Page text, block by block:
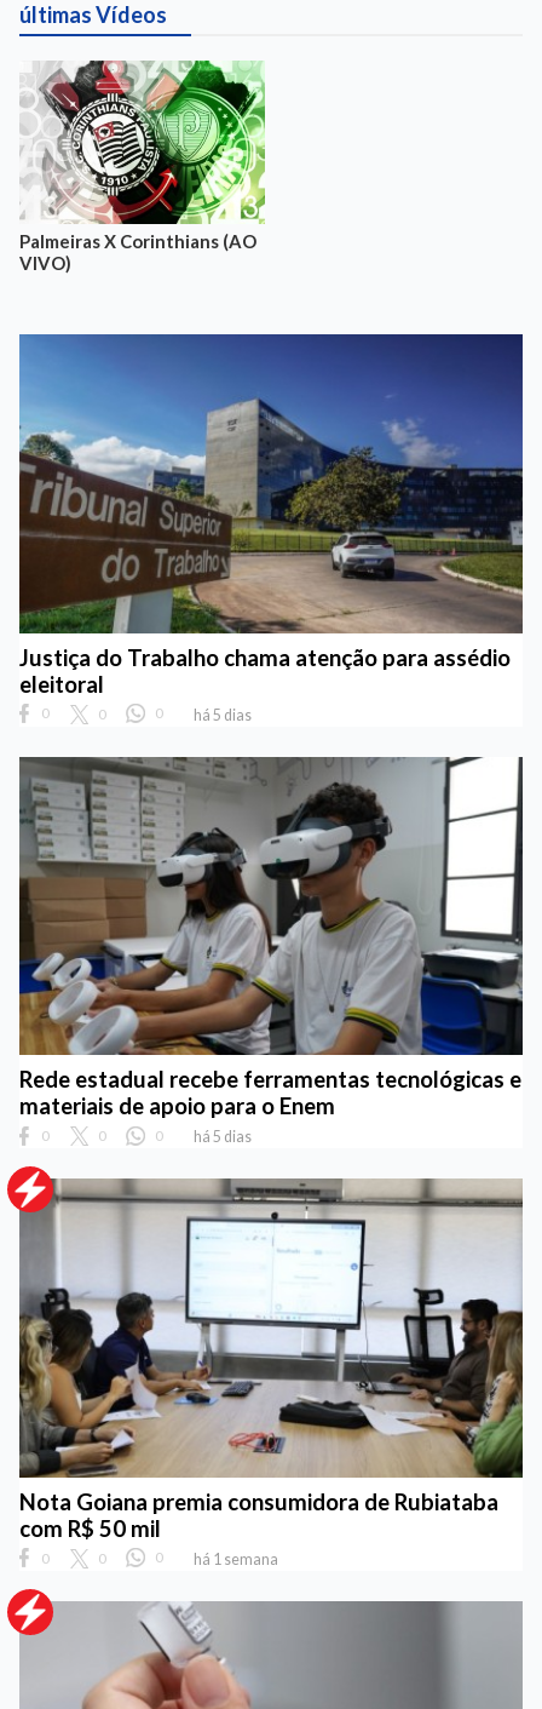
últimas Vídeos
Palmeiras X Corinthians (AO
VIVO)
Justiça do Trabalho chama atenção para assédio
eleitoral
0 0 0 há 5 dias
Rede estadual recebe ferramentas tecnológicas e
materiais de apoio para o Enem
0 0 0 há 5 dias
Nota Goiana premia consumidora de Rubiataba
com R$ 50 mil
0 0 0 há 1 semana